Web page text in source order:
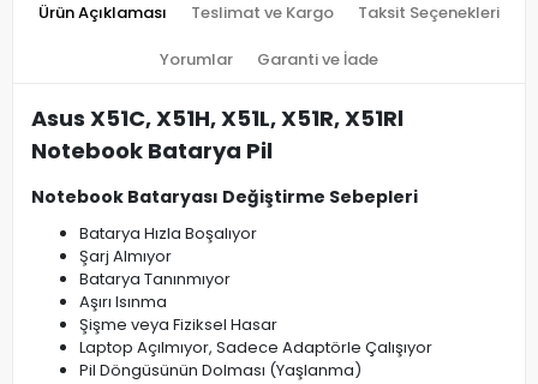
Ürün Açıklaması Teslimat ve Kargo Taksit Seçenekleri
Yorumlar Garanti ve İade
Asus X51C, X51H, X51L, X51R, X51Rl
Notebook Batarya Pil
Notebook Bataryası Değiştirme Sebepleri
Batarya Hızla Boşalıyor
Şarj Almıyor
Batarya Tanınmıyor
Aşırı Isınma
Şişme veya Fiziksel Hasar
Laptop Açılmıyor, Sadece Adaptörle Çalışıyor
Pil Döngüsünün Dolması (Yaşlanma)